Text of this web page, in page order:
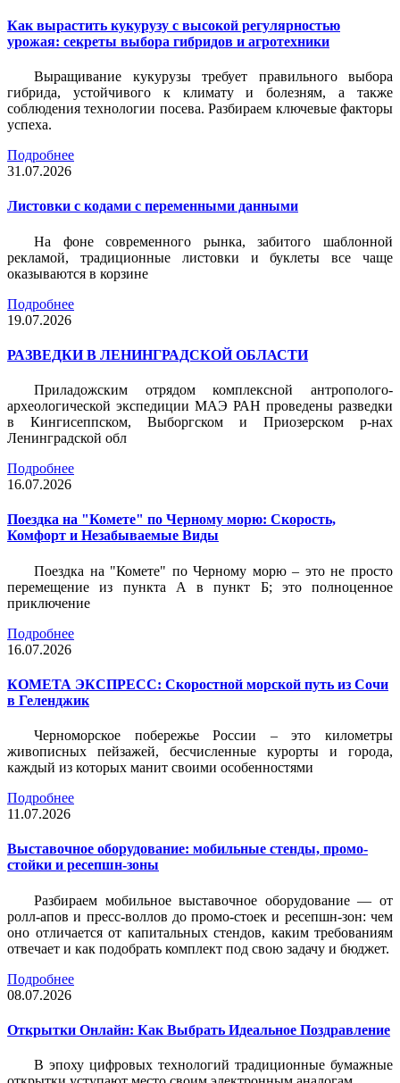
Как вырастить кукурузу с высокой регулярностью
урожая: секреты выбора гибридов и агротехники
Выращивание кукурузы требует правильного выбора
гибрида, устойчивого к климату и болезням, а также
соблюдения технологии посева. Разбираем ключевые факторы
успеха.
Подробнее
31.07.2026
Листовки c кодами с переменными данными
На фоне современного рынка, забитого шаблонной
рекламой, традиционные листовки и буклеты все чаще
оказываются в корзине
Подробнее
19.07.2026
РАЗВЕДКИ В ЛЕНИНГРАДСКОЙ ОБЛАСТИ
Приладожским отрядом комплексной антрополого-
археологической экспедиции МАЭ РАН проведены разведки
в Кингисеппском, Выборгском и Приозерском р-нах
Ленинградской обл
Подробнее
16.07.2026
Поездка на "Комете" по Черному морю: Скорость,
Комфорт и Незабываемые Виды
Поездка на "Комете" по Черному морю – это не просто
перемещение из пункта А в пункт Б; это полноценное
приключение
Подробнее
16.07.2026
КОМЕТА ЭКСПРЕСС: Скоростной морской путь из Сочи
в Геленджик
Черноморское побережье России – это километры
живописных пейзажей, бесчисленные курорты и города,
каждый из которых манит своими особенностями
Подробнее
11.07.2026
Выставочное оборудование: мобильные стенды, промо-
стойки и ресепшн-зоны
Разбираем мобильное выставочное оборудование — от
ролл-апов и пресс-воллов до промо-стоек и ресепшн-зон: чем
оно отличается от капитальных стендов, каким требованиям
отвечает и как подобрать комплект под свою задачу и бюджет.
Подробнее
08.07.2026
Открытки Онлайн: Как Выбрать Идеальное Поздравление
В эпоху цифровых технологий традиционные бумажные